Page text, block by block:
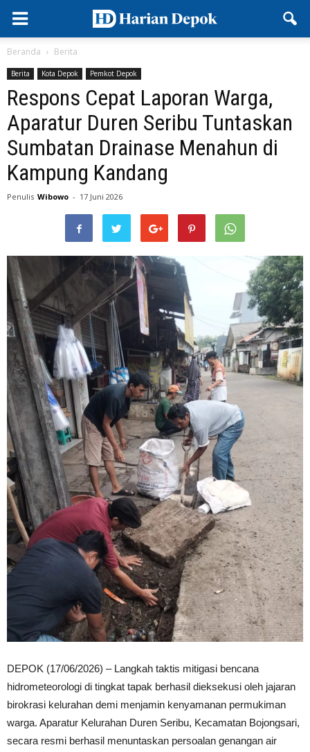
Beranda Berita
Berita Kota Depok Pemkot Depok
Respons Cepat Laporan Warga,
Aparatur Duren Seribu Tuntaskan
Sumbatan Drainase Menahun di
Kampung Kandang
Penulis Wibowo - 17 Juni 2026
DEPOK (17/06/2026) – Langkah taktis mitigasi bencana
hidrometeorologi di tingkat tapak berhasil dieksekusi oleh jajaran
birokrasi kelurahan demi menjamin kenyamanan permukiman
warga. Aparatur Kelurahan Duren Seribu, Kecamatan Bojongsari,
secara resmi berhasil menuntaskan persoalan genangan air